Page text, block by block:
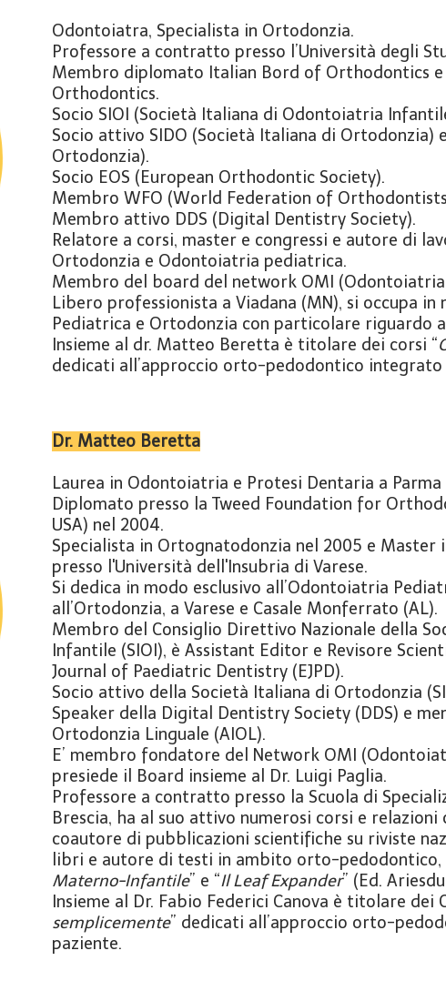
Odontoiatra, Specialista in Ortodonzia.
Professore a contratto presso l’Università degli
Membro diplomato Italian Bord of Orthodontics
Orthodontics.
Socio SIOI (Società Italiana di Odontoiatria
Socio attivo SIDO (Società Italiana di Ortodonzia)
Ortodonzia).
Socio EOS (European Orthodontic Society).
Membro WFO (World Federation of
Membro attivo DDS (Digital Dentistry Society).
Relatore a corsi, master e congressi e autore di
Ortodonzia e Odontoiatria pediatrica.
Membro del board del network OMI
Libero professionista a Viadana (MN), si occupa
Pediatrica e Ortodonzia con particolare riguardo
Insieme al dr. Matteo Beretta è titolare dei corsi “
dedicati all’approccio orto-pedodontico
Dr. Matteo Beretta
Laurea in Odontoiatria e Protesi Dentaria a Parma
Diplomato presso la Tweed Foundation for
USA) nel 2004.
Specialista in Ortognatodonzia nel 2005 e
presso l'Università dell'Insubria di Varese.
Si dedica in modo esclusivo all’Odontoiatria
all’Ortodonzia, a Varese e Casale Monferrato (AL).
Membro del Consiglio Direttivo Nazionale della
Infantile (SIOI), è Assistant Editor e Revisore
Journal of Paediatric Dentistry (EJPD).
Socio attivo della Società Italiana di Ortodonzia
Speaker della Digital Dentistry Society (DDS) e
Ortodonzia Linguale (AIOL).
E’ membro fondatore del Network OMI
presiede il Board insieme al Dr. Luigi Paglia.
Professore a contratto presso la Scuola di
Brescia, ha al suo attivo numerosi corsi e relazioni
coautore di pubblicazioni scientifiche su riviste
libri e autore di testi in ambito orto-pedodontico,
Materno-Infantile” e “Il Leaf Expander” (Ed.
Insieme al Dr. Fabio Federici Canova è titolare dei
semplicemente” dedicati all’approccio orto-
paziente.